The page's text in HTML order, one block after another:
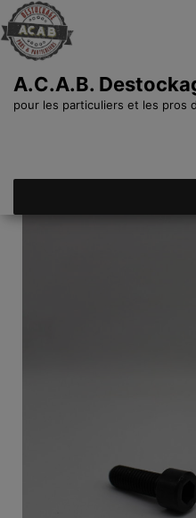
A.C.A.B.
pour les particuliers et les pros